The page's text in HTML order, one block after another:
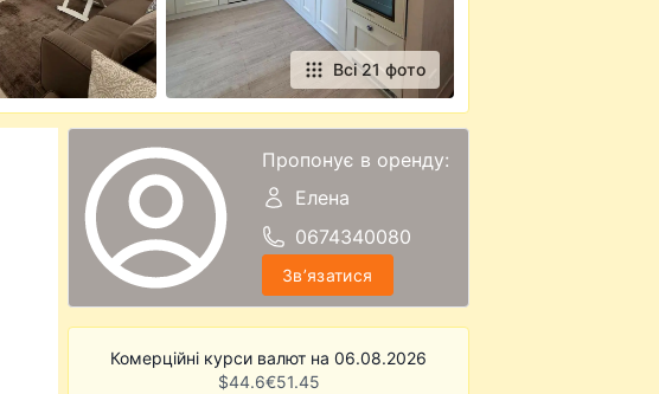
Всі 21 фото
Пропонує в оренду:
Елена
0674340080
Звʼязатися
Комерційні курси валют на 06.08.2026
$44.6€51.45